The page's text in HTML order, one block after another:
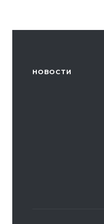
НОВОСТИ